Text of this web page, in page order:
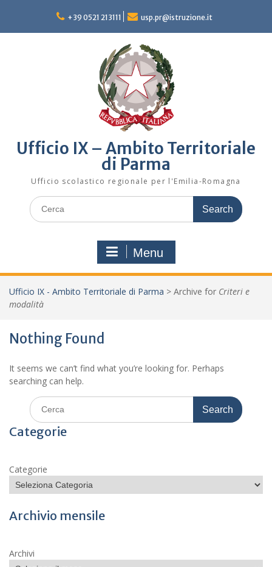
content
+39 0521 213111 usp.pr@istruzione.it
Ufficio IX – Ambito Territoriale
di Parma
Ufficio scolastico regionale per l'Emilia-Romagna
Search
for:
Menu
Ufficio IX - Ambito Territoriale di Parma > Archive for Criteri e
modalità
Nothing Found
It seems we can’t find what you’re looking for. Perhaps
searching can help.
Search
for:
Categorie
Categorie
Archivio mensile
Archivi